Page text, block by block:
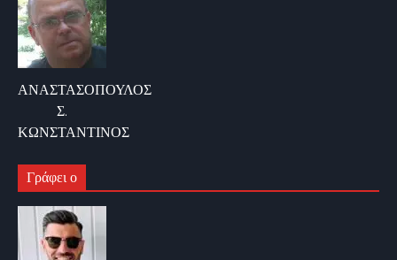
ΑΝΑΣΤΑΣΟΠΟΥΛΟΣ
Σ.
ΚΩΝΣΤΑΝΤΙΝΟΣ
Γράφει ο